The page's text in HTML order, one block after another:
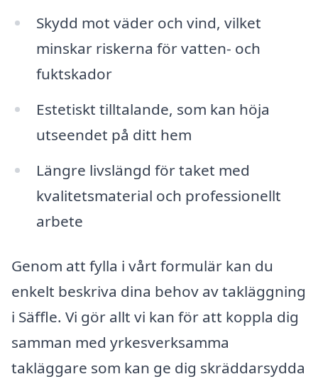
Skydd mot väder och vind, vilket
minskar riskerna för vatten- och
fuktskador
Estetiskt tilltalande, som kan höja
utseendet på ditt hem
Längre livslängd för taket med
kvalitetsmaterial och professionellt
arbete
Genom att fylla i vårt formulär kan du
enkelt beskriva dina behov av takläggning
i Säffle. Vi gör allt vi kan för att koppla dig
samman med yrkesverksamma
takläggare som kan ge dig skräddarsydda